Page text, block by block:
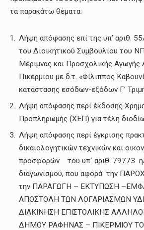
τα παρακάτω θέματα:
Λήψη απόφασης επί της υπ’ αριθ.
του Διοικητικού Συμβουλίου του
Μέριμνας και Προσχολικής
Πικερμίου με δ.τ. «Φίλιππος
κατάστασης εσόδων-εξόδων Γ’
Λήψη απόφασης περί έκδοσης
Προπληρωμής (ΧΕΠ) για τέλη
Λήψη απόφασης περί έγκρισης
δικαιολογητικών τεχνικών και
προσφορών του υπ΄ αριθ. 79773
διαγωνισμού, που αφορά την
την ΠΑΡΑΓΩΓΗ – ΕΚΤΥΠΩΣΗ
ΑΠΟΣΤΟΛΗ ΤΩΝ ΛΟΓΑΡΙΑΣΜΩΝ
ΔΙΑΚΙΝΗΣΗ ΕΠΙΣΤΟΛΙΚΗΣ
ΔΗΜΟΥ ΡΑΦΗΝΑΣ – ΠΙΚΕΡΜΙΟΥ